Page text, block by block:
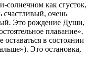
солнечном как сгусток,
очень
Это рождение Души,
плавание».
в состоянии
Это остановка,